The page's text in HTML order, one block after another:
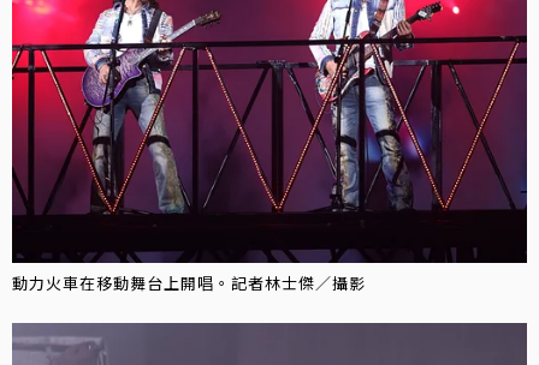
動力火車在移動舞台上開唱。記者林士傑／攝影